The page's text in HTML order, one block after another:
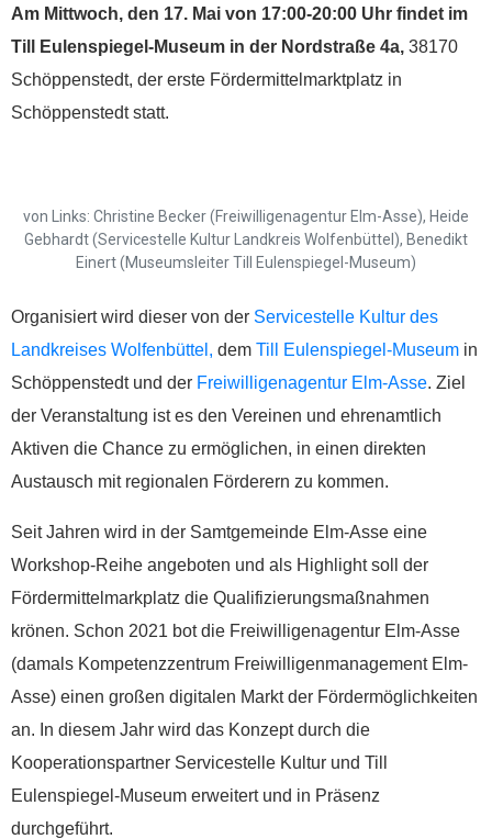
Am Mittwoch, den 17. Mai von 17:00-20:00 Uhr findet im
Till Eulenspiegel-Museum in der Nordstraße 4a, 38170
Schöppenstedt, der erste Fördermittelmarktplatz in
Schöppenstedt statt.
von Links: Christine Becker (Freiwilligenagentur Elm-Asse), Heide
Gebhardt (Servicestelle Kultur Landkreis Wolfenbüttel), Benedikt
Einert (Museumsleiter Till Eulenspiegel-Museum)
Organisiert wird dieser von der Servicestelle Kultur des
Landkreises Wolfenbüttel, dem Till Eulenspiegel-Museum in
Schöppenstedt und der Freiwilligenagentur Elm-Asse. Ziel
der Veranstaltung ist es den Vereinen und ehrenamtlich
Aktiven die Chance zu ermöglichen, in einen direkten
Austausch mit regionalen Förderern zu kommen.
Seit Jahren wird in der Samtgemeinde Elm-Asse eine
Workshop-Reihe angeboten und als Highlight soll der
Fördermittelmarkplatz die Qualifizierungsmaßnahmen
krönen. Schon 2021 bot die Freiwilligenagentur Elm-Asse
(damals Kompetenzzentrum Freiwilligenmanagement Elm-
Asse) einen großen digitalen Markt der Fördermöglichkeiten
an. In diesem Jahr wird das Konzept durch die
Kooperationspartner Servicestelle Kultur und Till
Eulenspiegel-Museum erweitert und in Präsenz
durchgeführt.